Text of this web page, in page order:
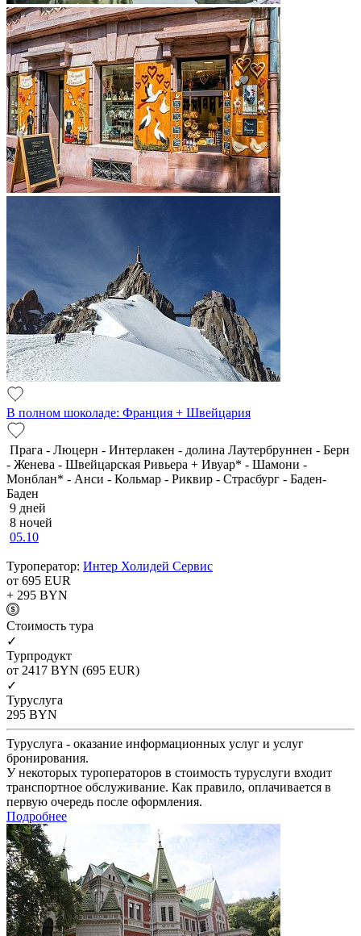
В полном шоколаде: Франция + Швейцария
Прага - Люцерн - Интерлакен - долина Лаутербруннен - Берн
- Женева - Швейцарская Ривьера + Ивуар* - Шамони -
Монблан* - Анси - Кольмар - Риквир - Страсбург - Баден-
Баден
9 дней
8 ночей
05.10
Туроператор: Интер Холидей Сервис
от 695 EUR
+ 295 BYN
Cтоимость тура
✓
Турпродукт
от 2417 BYN (695 EUR)
✓
Туруслуга
295 BYN
Туруслуга - оказание информационных услуг и услуг
бронирования.
У некоторых туроператоров в стоимость туруслуги входит
транспортное обслуживание. Как правило, оплачивается в
первую очередь после оформления.
Подробнее